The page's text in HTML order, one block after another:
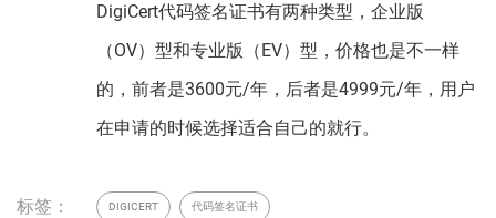
DigiCert代码签名证书有两种类型，企业版
（OV）型和专业版（EV）型，价格也是不一样
的，前者是3600元/年，后者是4999元/年，用户
在申请的时候选择适合自己的就行。
标签： DIGICERT 代码签名证书